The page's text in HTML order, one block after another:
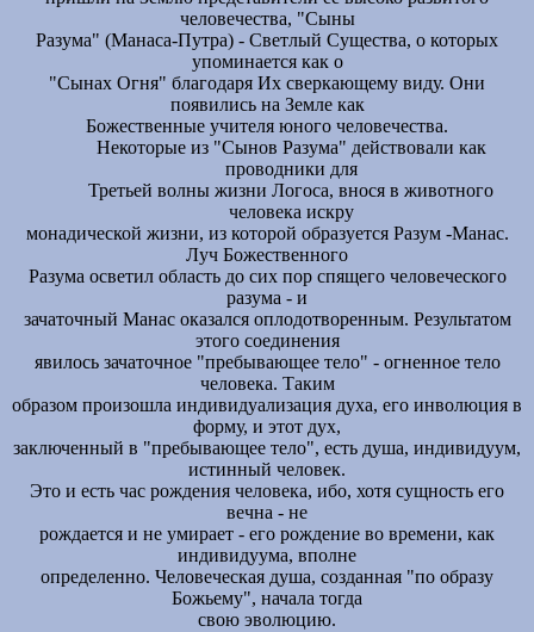
человечества, "Сыны
Разума" (Манаса-Путра) - Светлый Существа, о которых
упоминается как о
"Сынах Огня" благодаря Их сверкающему виду. Они
появились на Земле как
Божественные учителя юного человечества.
Некоторые из "Сынов Разума" действовали как
проводники для
Третьей волны жизни Логоса, внося в животного
человека искру
монадической жизни, из которой образуется Разум -Манас.
Луч Божественного
Разума осветил область до сих пор спящего человеческого
разума - и
зачаточный Манас оказался оплодотворенным. Результатом
этого соединения
явилось зачаточное "пребывающее тело" - огненное тело
человека. Таким
образом произошла индивидуализация духа, его инволюция в
форму, и этот дух,
заключенный в "пребывающее тело", есть душа, индивидуум,
истинный человек.
Это и есть час рождения человека, ибо, хотя сущность его
вечна - не
рождается и не умирает - его рождение во времени, как
индивидуума, вполне
определенно. Человеческая душа, созданная "по образу
Божьему", начала тогда
свою эволюцию.